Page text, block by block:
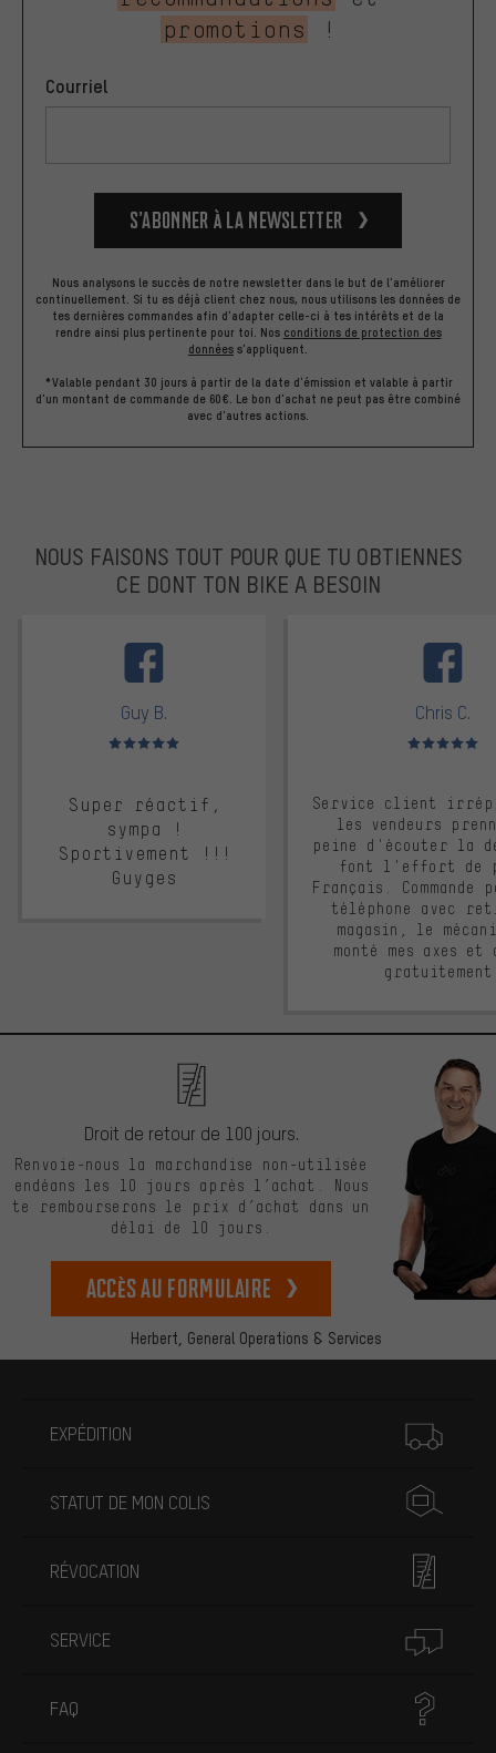
promotions
!
Courriel
S’abonner à la newsletter
Nous analysons le succès de notre newsletter dans le but de l'améliorer
continuellement. Si tu es déjà client chez nous, nous utilisons les données de
tes dernières commandes afin d'adapter celle-ci à tes intérêts et de la
rendre ainsi plus pertinente pour toi. Nos conditions de protection des
données s'appliquent.
*Valable pendant 30 jours à partir de la date d'émission et valable à partir
d'un montant de commande de 60€. Le bon d'achat ne peut pas être combiné
avec d'autres actions.
NOUS FAISONS TOUT POUR QUE TU OBTIENNES
CE DONT TON BIKE A BESOIN
Guy B.
Note moyenne : 5 sur 5
Super réactif,
sympa !
Sportivement !!!
Guyges
Chris C.
Note moyenne :
Service client
les vendeurs
peine d'écouter la
font l'effort de
Français. Commande
téléphone avec
magasin, le
monté mes axes et
Herbert, General Operations & Services
Droit de retour de 100 jours.
Renvoie-nous la marchandise non-utilisée
endéans les 10 jours après l’achat. Nous
te rembourserons le prix d’achat dans un
délai de 10 jours.
Accès au formulaire
EXPÉDITION
STATUT DE MON COLIS
RÉVOCATION
SERVICE
FAQ